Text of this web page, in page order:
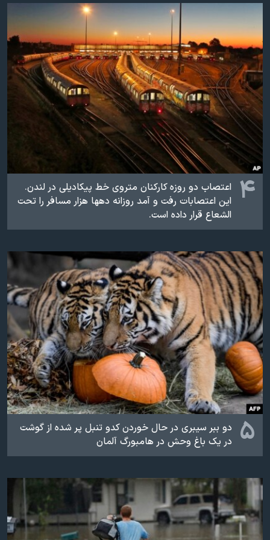
نرگس محمدی برنده جایزه نوبل صلح
همایش محافظه‌کاران آمریکا «سی‌پک»
صفحه‌های ویژه
سفر پرزیدنت ترامپ به چین
۴
اعتصاب دو روزه کارکنان متروی خط پیکادیلی در لندن.
این اعتصابات رفت و آمد روزانه دهها هزار مسافر را تحت
الشعاع قرار داده است.
۵
دو ببر سیبری در حال خوردن کدو تنبل پر شده از گوشت
در یک باغ وحش در هامبورگ آلمان